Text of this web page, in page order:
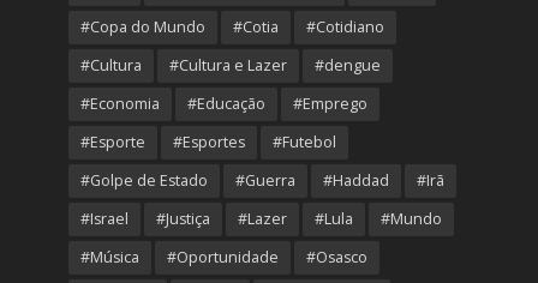
#Copa do Mundo
#Cotia
#Cotidiano
#Cultura
#Cultura e Lazer
#dengue
#Economia
#Educação
#Emprego
#Esporte
#Esportes
#Futebol
#Golpe de Estado
#Guerra #Haddad
#Irã
#Israel
#Justiça #Lazer #Lula
#Mundo
#Música
#Oportunidade
#Osasco